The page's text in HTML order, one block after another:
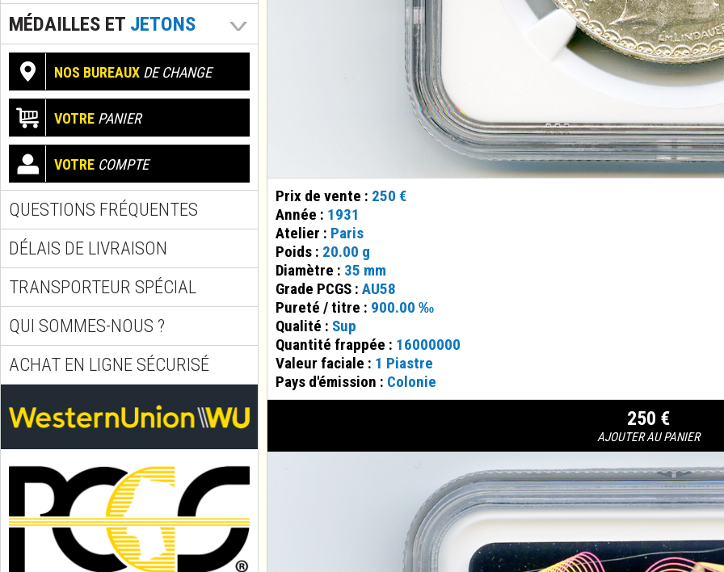
MÉDAILLES ET JETONS
NOS BUREAUX DE CHANGE
VOTRE PANIER
VOTRE COMPTE
QUESTIONS FRÉQUENTES
DÉLAIS DE LIVRAISON
TRANSPORTEUR SPÉCIAL
QUI SOMMES-NOUS ?
ACHAT EN LIGNE SÉCURISÉ
Prix de vente : 250 €
Année : 1931
Atelier : Paris
Poids : 20.00 g
Diamètre : 35 mm
Grade PCGS : AU58
Pureté / titre : 900.00 ‰
Qualité : Sup
Quantité frappée : 16000000
Valeur faciale : 1 Piastre
Pays d'émission : Colonie
250 €
AJOUTER AU PANIER